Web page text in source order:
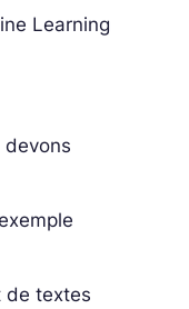
Learning
devons
de textes